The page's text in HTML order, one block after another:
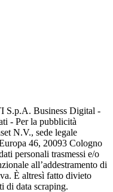
S.p.A. Business Digital -
- Per la pubblicità
N.V., sede legale
46, 20093 Cologno
personali trasmessi e/o
all’addestramento di
È altresì fatto divieto
di data scraping.